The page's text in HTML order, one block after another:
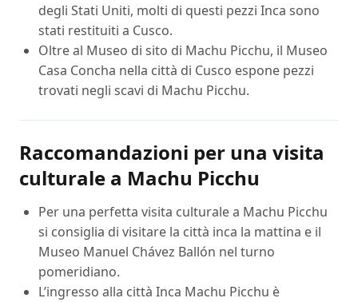
degli Stati Uniti, molti di questi pezzi Inca sono
stati restituiti a Cusco.
Oltre al Museo di sito di Machu Picchu, il Museo
Casa Concha nella città di Cusco espone pezzi
trovati negli scavi di Machu Picchu.
Raccomandazioni per una visita
culturale a Machu Picchu
Per una perfetta visita culturale a Machu Picchu
si consiglia di visitare la città inca la mattina e il
Museo Manuel Chávez Ballón nel turno
pomeridiano.
L’ingresso alla città Inca Machu Picchu è